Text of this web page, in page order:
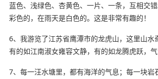
蓝色、浅绿色、杏黄色、一片、一条，互相交
彩色的，在雨天是白色的。这是非常有趣的！
6、我游览了江苏省鹰潭市的龙虎山，这里山水
有的如江南淑女雍容文静，有的如龙腾虎跃，气
7、每一汪水塘里，都有海洋的气息；每一块岩